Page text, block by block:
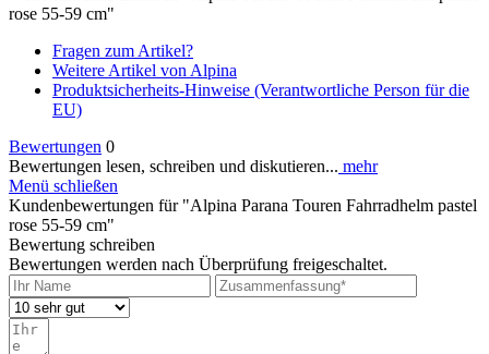
rose 55-59 cm"
Fragen zum Artikel?
Weitere Artikel von Alpina
Produktsicherheits-Hinweise (Verantwortliche Person für die
EU)
Bewertungen 0
Bewertungen lesen, schreiben und diskutieren... mehr
Menü schließen
Kundenbewertungen für "Alpina Parana Touren Fahrradhelm pastel
rose 55-59 cm"
Bewertung schreiben
Bewertungen werden nach Überprüfung freigeschaltet.